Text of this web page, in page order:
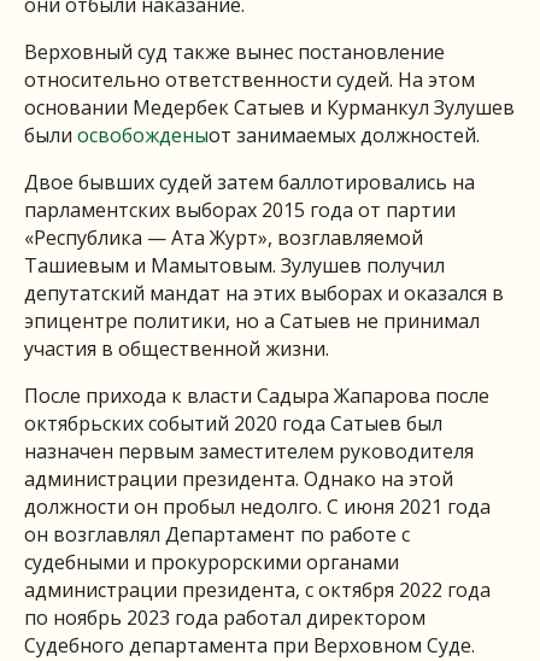
Верховный суд также вынес постановление
относительно ответственности судей. На этом
основании Медербек Сатыев и Курманкул Зулушев
были освобожденыот занимаемых должностей.
Двое бывших судей затем баллотировались на
парламентских выборах 2015 года от партии
«Республика — Ата Журт», возглавляемой
Ташиевым и Мамытовым. Зулушев получил
депутатский мандат на этих выборах и оказался в
эпицентре политики, но а Сатыев не принимал
участия в общественной жизни.
После прихода к власти Садыра Жапарова после
октябрьских событий 2020 года Сатыев был
назначен первым заместителем руководителя
администрации президента. Однако на этой
должности он пробыл недолго. С июня 2021 года
он возглавлял Департамент по работе с
судебными и прокурорскими органами
администрации президента, с октября 2022 года
по ноябрь 2023 года работал директором
Судебного департамента при Верховном Суде.